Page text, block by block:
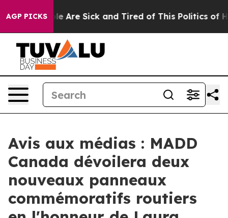
AGP PICKS
“People Are Sick and Tired of This Politics of
Avis aux médias : MADD
Canada dévoilera deux
nouveaux panneaux
commémoratifs routiers